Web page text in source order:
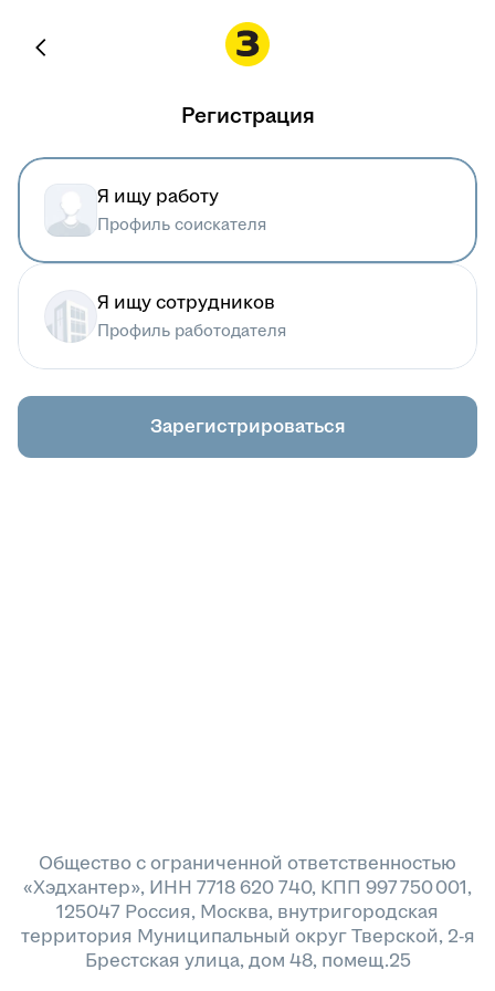
Регистрация
Я ищу работу
Профиль соискателя
Я ищу сотрудников
Профиль работодателя
Зарегистрироваться
Общество с ограниченной ответственностью
«Хэдхантер», ИНН 7718 620 740, КПП 997 750 001,
125047 Россия, Москва, внутригородская
территория Муниципальный округ Тверской, 2-я
Брестская улица, дом 48, помещ.25